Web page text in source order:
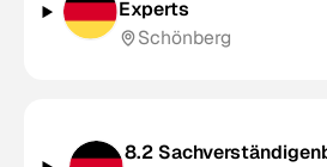
Experts
Schönberg
8.2